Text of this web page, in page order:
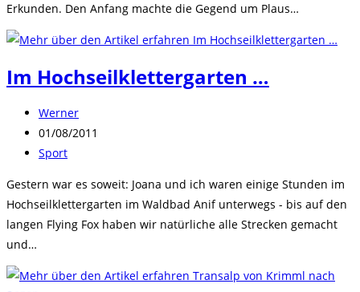
Erkunden. Den Anfang machte die Gegend um Plaus…
Im Hochseilklettergarten …
Beitrags-
Autor:
Werner
Beitrag
veröffentlicht:
01/08/2011
Beitrags-
Sport
Gestern war es soweit: Joana und ich waren einige Stunden im
Hochseilklettergarten im Waldbad Anif unterwegs - bis auf den
langen Flying Fox haben wir natürliche alle Strecken gemacht
und…